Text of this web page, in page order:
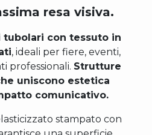
resa visiva.
tubolari con tessuto in
, ideali per fiere, eventi,
professionali. Strutture
uniscono estetica
comunicativo.
stampato con